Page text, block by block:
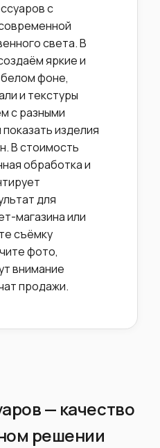
с
света. В
яркие и
фоне,
и текстуры
с разными
изделия
В стоимость
обработка и
для
магазина или
съёмку
фото,
внимание
продажи.
— качество
решении